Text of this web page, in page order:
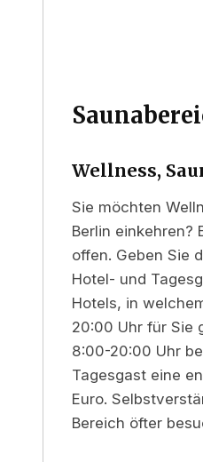
Wellness,
Sie möchten
Berlin einkehren?
offen. Geben Sie
Hotel- und
Hotels, in
20:00 Uhr für Sie
8:00-20:00 Uhr
Tagesgast eine
Euro.
Bereich öfter